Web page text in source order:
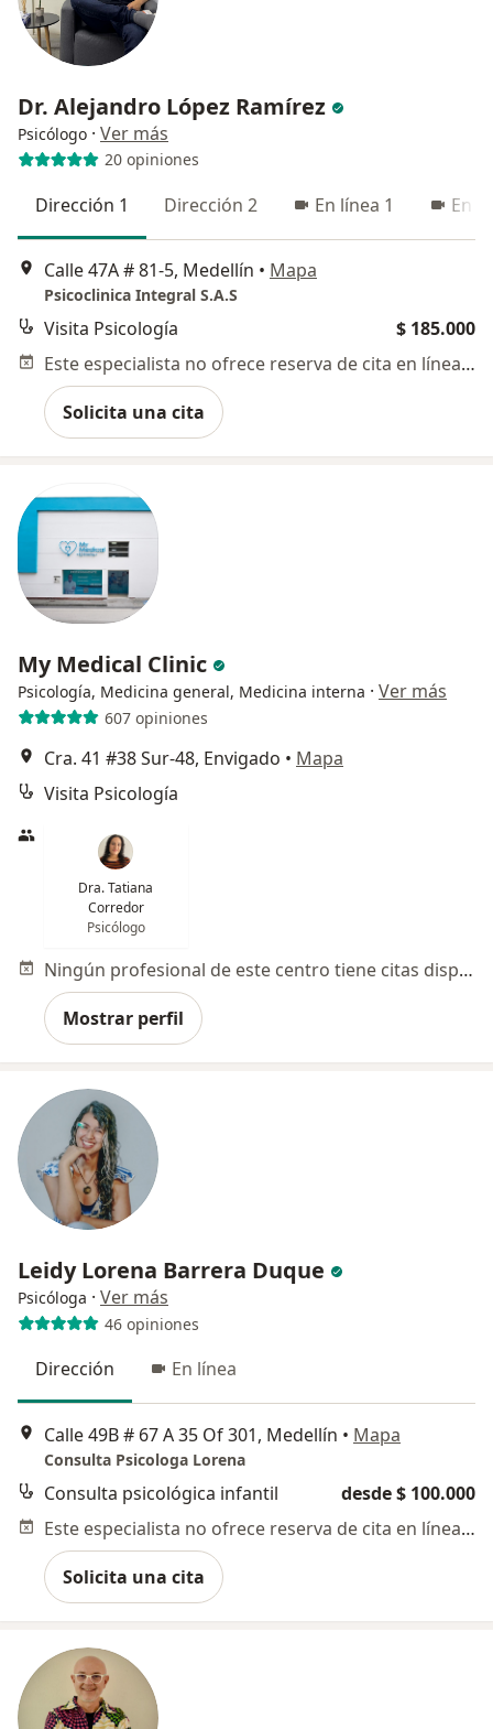
Dr. Alejandro López Ramírez
Psicólogo · Ver más
20 opiniones
Dirección 1 Dirección 2 En línea 1 En
Calle 47A # 81-5, Medellín • Mapa
Psicoclinica Integral S.A.S
Visita Psicología
$ 185.000
Este especialista no ofrece reserva de cita en línea en esta dirección.
Solicita una cita
My Medical Clinic
Psicología, Medicina general, Medicina interna · Ver más
607 opiniones
Cra. 41 #38 Sur-48, Envigado • Mapa
Visita Psicología
Dra. Tatiana
Corredor
Psicólogo
Ningún profesional de este centro tiene citas disponibles
Mostrar perfil
Leidy Lorena Barrera Duque
Psicóloga · Ver más
46 opiniones
Dirección En línea
Calle 49B # 67 A 35 Of 301, Medellín • Mapa
Consulta Psicologa Lorena
Consulta psicológica infantil
desde $ 100.000
Este especialista no ofrece reserva de cita en línea en esta dirección.
Solicita una cita